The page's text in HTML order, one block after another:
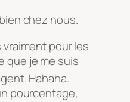
chez nous.
vraiment pour les
que je me suis
. Hahaha.
pourcentage,